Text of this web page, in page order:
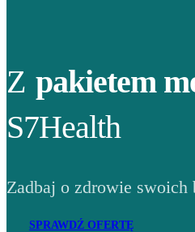
Z pakietem
S7Health
Zadbaj o zdrowie swoich
SPRAWDŹ OFERTĘ